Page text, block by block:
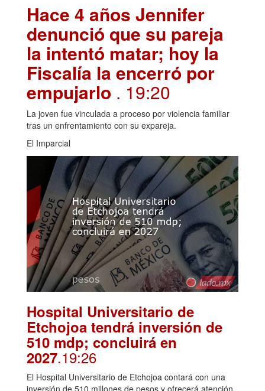
Hace 4 años Jennifer
denunció que su pareja
la intentó matar; hoy la
Fiscalía la encerró por
empujarlo . 19:20
La joven fue vinculada a proceso por violencia familiar
tras un enfrentamiento con su expareja.
El Imparcial
Hospital Universitario de
Etchojoa tendrá inversión de
510 mdp; concluirá en
2027.19:26
El Hospital Universitario de Etchojoa contará con una
inversión de 510 millones de pesos y ofrecerá atención